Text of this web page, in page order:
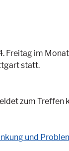
Freitag im
statt.
zum Treffen
und